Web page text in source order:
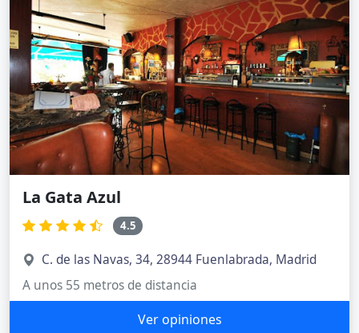
La Gata Azul
4.5
C. de las Navas, 34, 28944 Fuenlabrada, Madrid
A unos 55 metros de distancia
Ver opiniones